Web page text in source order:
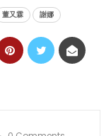
董又霖 謝娜